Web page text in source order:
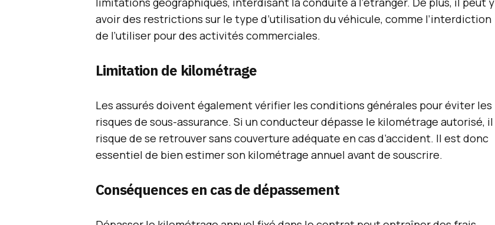
avoir des restrictions sur le type d’utilisation du véhicule, comme l’interdiction
de l’utiliser pour des activités commerciales.
Limitation de kilométrage
Les assurés doivent également vérifier les conditions générales pour éviter les
risques de sous-assurance. Si un conducteur dépasse le kilométrage autorisé, il
risque de se retrouver sans couverture adéquate en cas d’accident. Il est donc
essentiel de bien estimer son kilométrage annuel avant de souscrire.
Conséquences en cas de dépassement